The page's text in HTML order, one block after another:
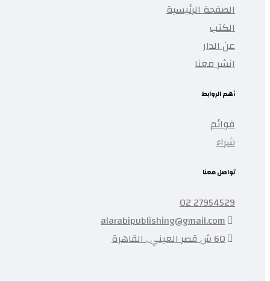
الصفحة الرئيسية
الكتب
عن الدار
انشر معنا
أهم الروابط
قوائم
شراء
تواصل معنا
27954529 02
alarabipublishing@gmail.com
60 ش قصر العيني , القاهرة